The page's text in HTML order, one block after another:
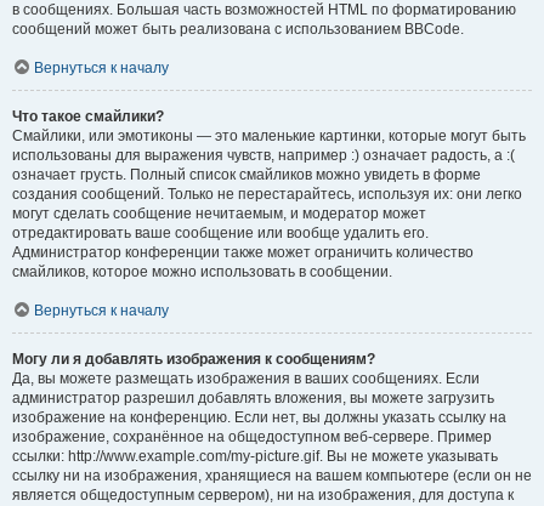
в сообщениях. Большая часть возможностей HTML по форматированию
сообщений может быть реализована с использованием BBCode.
Вернуться к началу
Что такое смайлики?
Смайлики, или эмотиконы — это маленькие картинки, которые могут быть
использованы для выражения чувств, например :) означает радость, а :(
означает грусть. Полный список смайликов можно увидеть в форме
создания сообщений. Только не перестарайтесь, используя их: они легко
могут сделать сообщение нечитаемым, и модератор может
отредактировать ваше сообщение или вообще удалить его.
Администратор конференции также может ограничить количество
смайликов, которое можно использовать в сообщении.
Вернуться к началу
Могу ли я добавлять изображения к сообщениям?
Да, вы можете размещать изображения в ваших сообщениях. Если
администратор разрешил добавлять вложения, вы можете загрузить
изображение на конференцию. Если нет, вы должны указать ссылку на
изображение, сохранённое на общедоступном веб-сервере. Пример
ссылки: http://www.example.com/my-picture.gif. Вы не можете указывать
ссылку ни на изображения, хранящиеся на вашем компьютере (если он не
является общедоступным сервером), ни на изображения, для доступа к